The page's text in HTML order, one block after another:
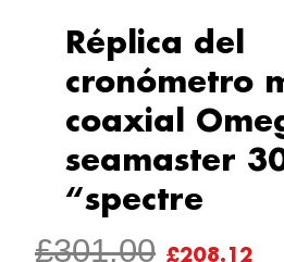
Réplica del
cronómetro
coaxial
seamaster
“spectre
£301.00 £208.12